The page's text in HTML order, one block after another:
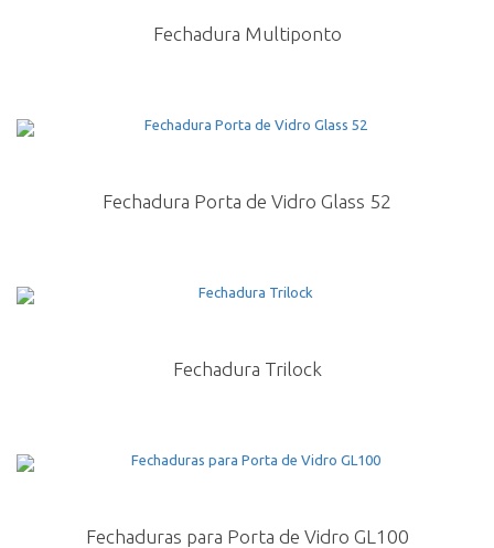
Fechadura Multiponto
Fechadura Porta de Vidro Glass 52
Fechadura Trilock
Fechaduras para Porta de Vidro GL100